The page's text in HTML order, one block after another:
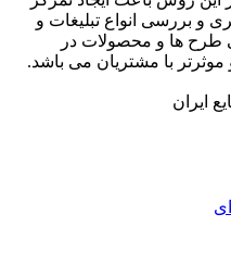
و بررسی انواع تبلیغات و
طرح ها و محصولات در
با مشتریان می باشد.
ایران